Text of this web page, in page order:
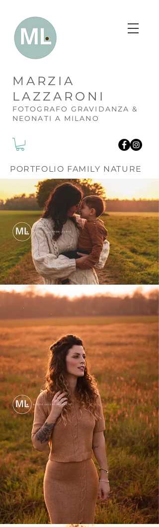
MARZIA
LAZZARONI
FOTOGRAFO GRAVIDANZA &
NEONATI A MILANO
PORTFOLIO FAMILY NATURE